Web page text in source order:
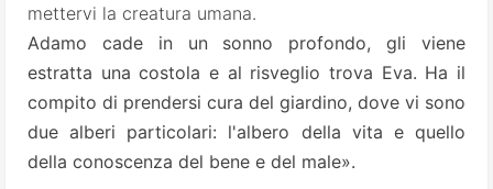
mettervi la creatura umana.
Adamo cade in un sonno profondo, gli viene
estratta una costola e al risveglio trova Eva. Ha il
compito di prendersi cura del giardino, dove vi sono
due alberi particolari: l'albero della vita e quello
della conoscenza del bene e del male».